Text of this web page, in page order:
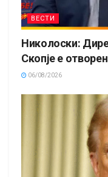
ВЕСТИ
Николоски:
Скопје е
06/08/2026